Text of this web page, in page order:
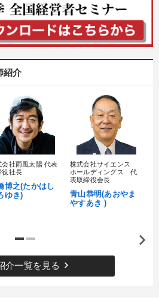
ぶ
対策」＋「不動産市況予測」＋「市場
売れ筋・人気ランキング〉＆新刊・好
営150の言葉＋社長のスピーチ・話材
長の姿勢を学びたい
継者に聞かせたい
紹介
会社雨風太陽 代表
役社長
博之(たかはし
ゆき)
株式会社サイエンス
ホールディングス 代
表取締役会長
青山恭明(あおやま
やすあき )
介一覧を見る keyboard_arrow_right